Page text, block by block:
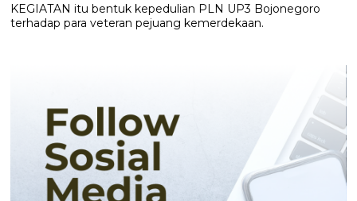
KEGIATAN itu bentuk kepedulian PLN UP3 Bojonegoro
terhadap para veteran pejuang kemerdekaan.